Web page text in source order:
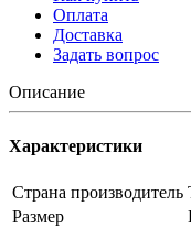
Оплата
Доставка
Задать вопрос
Описание
Характеристики
Страна производитель
Размер